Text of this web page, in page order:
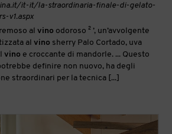
it-it/la-straordinaria-finale-di-gelato-
v1.aspx
alvino odoroso ² ’, un’avvolgente
alvino sherry Palo Cortado, uva
vino e croccante di mandorle. ... Questo
definire non nuovo, ha degli
straordinari per la tecnica [...]